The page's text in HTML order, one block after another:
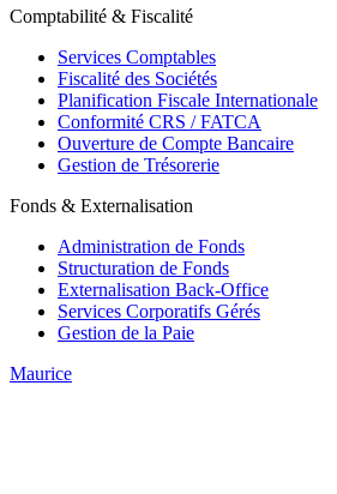
Comptabilité & Fiscalité
Services Comptables
Fiscalité des Sociétés
Planification Fiscale Internationale
Conformité CRS / FATCA
Ouverture de Compte Bancaire
Gestion de Trésorerie
Fonds & Externalisation
Administration de Fonds
Structuration de Fonds
Externalisation Back-Office
Services Corporatifs Gérés
Gestion de la Paie
Maurice